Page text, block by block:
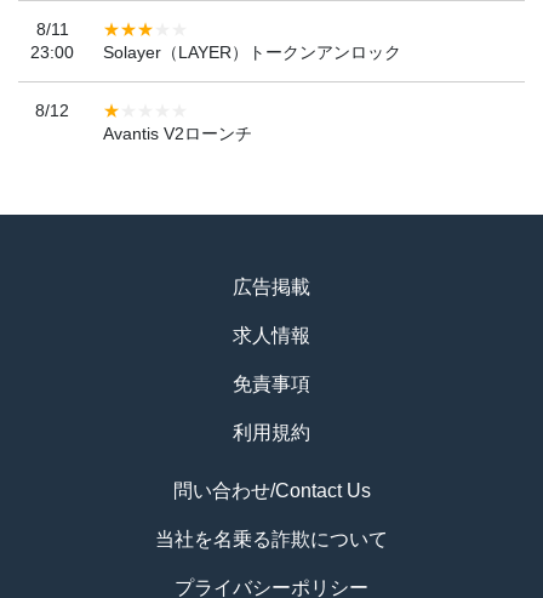
8/11
23:00
Solayer（LAYER）トークンアンロック
8/12
Avantis V2ローンチ
広告掲載
求人情報
免責事項
利用規約
問い合わせ/Contact Us
当社を名乗る詐欺について
プライバシーポリシー